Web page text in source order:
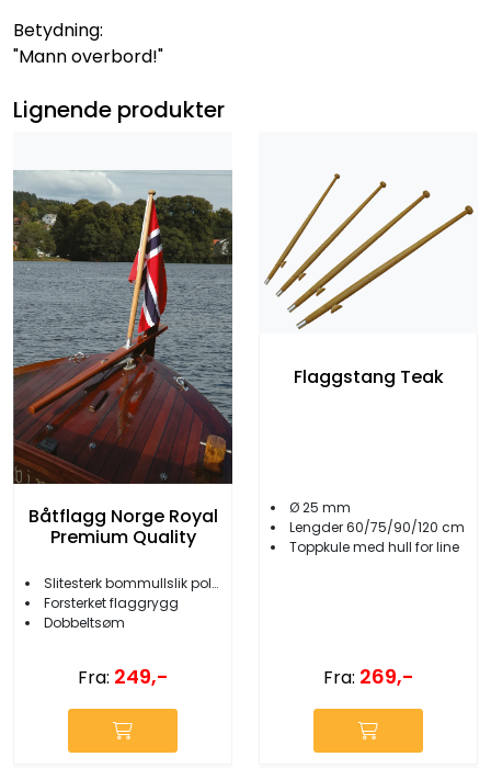
Betydning:
"Mann overbord!"
Lignende produkter
Båtflagg Norge Royal
Premium Quality
Slitesterk bommullslik polyester
Forsterket flaggrygg
Dobbeltsøm
Fra: 249,-
Flaggstang Teak
Ø 25 mm
Lengder 60/75/90/120 cm
Toppkule med hull for line
Fra: 269,-